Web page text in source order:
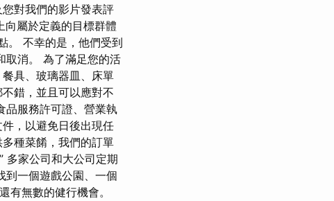
對我們的影片發表評
屬於定義的目標群體
。 不幸的是，他們受到
取消。 為了滿足您的活
具、玻璃器皿、床單
錯，並且可以應對不
品服務許可證、營業執
，以避免日後出現任
種菜餚，我們的訂單
多家公司和大公司定期
到一個遊戲公園、一個
有無數的健行機會。